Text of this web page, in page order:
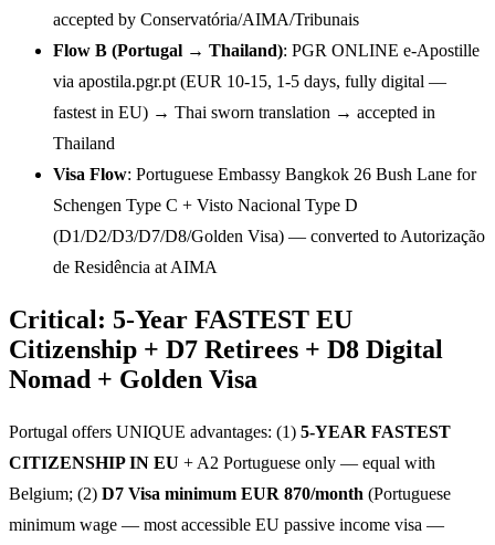
accepted by Conservatória/AIMA/Tribunais
Flow B (Portugal → Thailand): PGR ONLINE e-Apostille
via apostila.pgr.pt (EUR 10-15, 1-5 days, fully digital —
fastest in EU) → Thai sworn translation → accepted in
Thailand
Visa Flow: Portuguese Embassy Bangkok 26 Bush Lane for
Schengen Type C + Visto Nacional Type D
(D1/D2/D3/D7/D8/Golden Visa) — converted to Autorização
de Residência at AIMA
Critical: 5-Year FASTEST EU
Citizenship + D7 Retirees + D8 Digital
Nomad + Golden Visa
Portugal offers UNIQUE advantages: (1) 5-YEAR FASTEST
CITIZENSHIP IN EU + A2 Portuguese only — equal with
Belgium; (2) D7 Visa minimum EUR 870/month (Portuguese
minimum wage — most accessible EU passive income visa —